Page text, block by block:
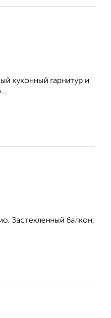
кухонный гарнитур и
Застекленный балкон,